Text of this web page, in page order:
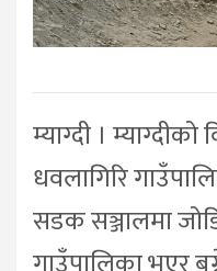
म्याग्दी ।
धवलागिरि
सडक सञ्जालमा